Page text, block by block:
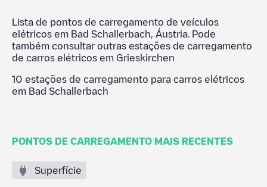
Lista de pontos de carregamento de veículos
elétricos em Bad Schallerbach Áustria . Pode
também consultar outras estações de carregamento
de carros elétricos em Grieskirchen
10 estações de carregamento para carros elétricos
em Bad Schallerbach
PONTOS DE CARREGAMENTO MAIS RECENTES
Superfície